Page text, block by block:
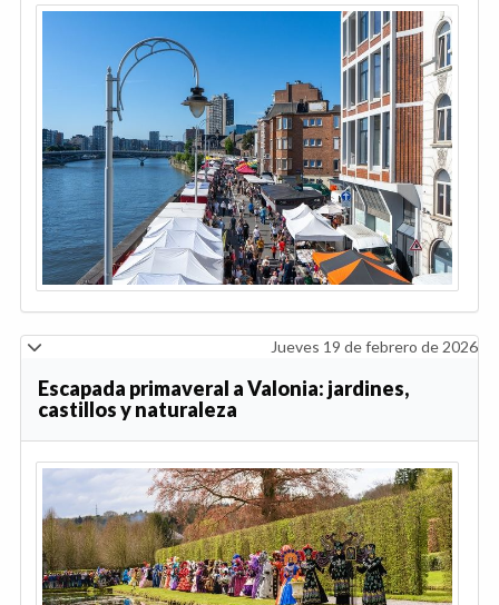
Jueves 19 de febrero de 2026
Escapada primaveral a Valonia: jardines,
castillos y naturaleza